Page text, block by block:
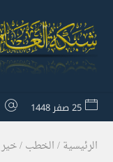
25 صفر 1448
الرئيسية/الخطب/